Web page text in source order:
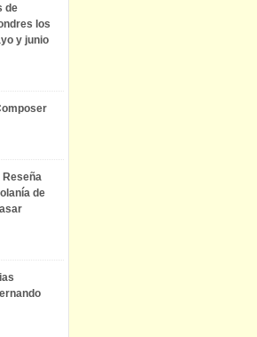
de
los
y junio
Reseña
de